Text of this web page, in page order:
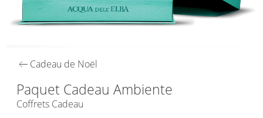
arrow_left_alt Cadeau de Noël
Paquet Cadeau Ambiente
Coffrets Cadeau